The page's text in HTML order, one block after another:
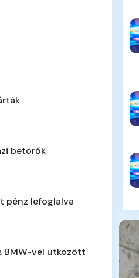
betörők
pénz lefoglalva
BMW-vel ütközött